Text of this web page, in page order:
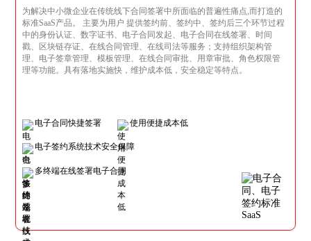
为解决中小微企业在传统线下合同签署中所面临的普遍性痛点,而打造的
标准SaaS产品。 主要为用户 提供签约前、签约中、签约后三个环节过程
中的身份认证、数字证书、电子合同发起、电子合同在线签署、时间
戳、区块链存证、在线合同管理、在线司法等服务；支持组织架构管
理、电子签章管理、模板管理、在线合同审批、用章审批、角色权限管
理等功能。具有落地实施快，维护成本低，安全稳定等特点。
电子合同快捷签署 使用便捷成本低
电子签约系统技术安全保障
多终端在线签署电子合同